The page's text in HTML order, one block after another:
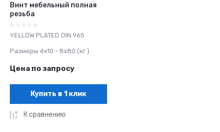
Винт мебельный полная
резьба
YELLOW PLATED DIN 965
Размеры 4х10 - 8х80 (кг.)
Цена по запросу
Купить в 1 клик
К сравнению